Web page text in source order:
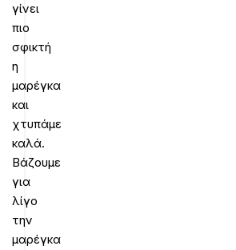
γίνει
πιο
σφικτή
η
μαρέγκα
και
χτυπάμε
καλά.
Βάζουμε
για
λίγο
την
μαρέγκα